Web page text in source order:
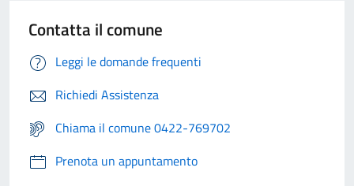
Contatta il comune
Leggi le domande frequenti
Richiedi Assistenza
Chiama il comune 0422-769702
Prenota un appuntamento